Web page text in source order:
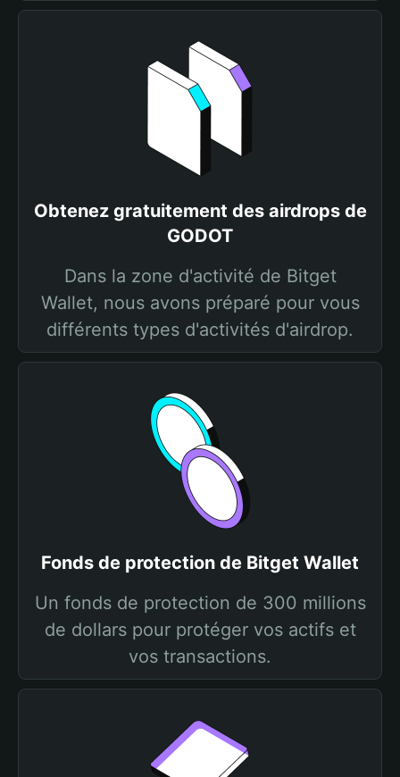
Obtenez gratuitement des airdrops de
GODOT
Dans la zone d'activité de Bitget
Wallet, nous avons préparé pour vous
différents types d'activités d'airdrop.
Fonds de protection de Bitget Wallet
Un fonds de protection de 300 millions
de dollars pour protéger vos actifs et
vos transactions.